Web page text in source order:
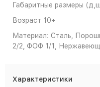
Габаритные размеры
Возраст 10+
Материал: Сталь,
2/2, ФОФ 1/1,
Характеристики